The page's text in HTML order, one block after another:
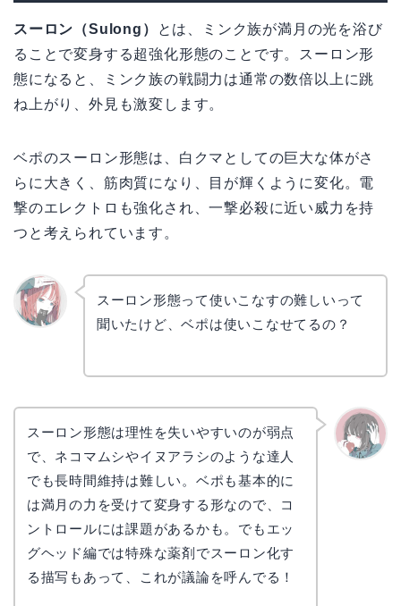
スーロン（Sulong）
とは、ミンク族が満月の光を浴び
ることで変身する超強化形態のことです。スーロン形
態になると、ミンク族の戦闘力は通常の数倍以上に跳
ね上がり、外見も激変します。
ベポのスーロン形態は、白クマとしての巨大な体がさ
らに大きく、筋肉質になり、目が輝くように変化。電
撃のエレクトロも強化され、一撃必殺に近い威力を持
つと考えられています。
スーロン形態って使いこなすの難しいって
聞いたけど、ベポは使いこなせてるの？
スーロン形態は理性を失いやすいのが弱点
で、ネコマムシやイヌアラシのような達人
でも長時間維持は難しい。ベポも基本的に
は満月の力を受けて変身する形なので、コ
ントロールには課題があるかも。でもエッ
グヘッド編では特殊な薬剤でスーロン化す
る描写もあって、これが議論を呼んでる！